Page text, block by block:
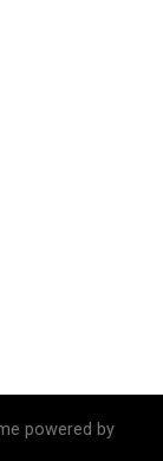
powered by